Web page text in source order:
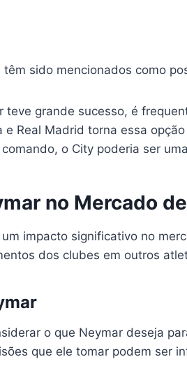
sido mencionados como
teve grande sucesso, é
e Real Madrid torna essa
o City poderia ser
no Mercado
impacto significativo no
dos clubes em outros
o que Neymar deseja
que ele tomar podem ser